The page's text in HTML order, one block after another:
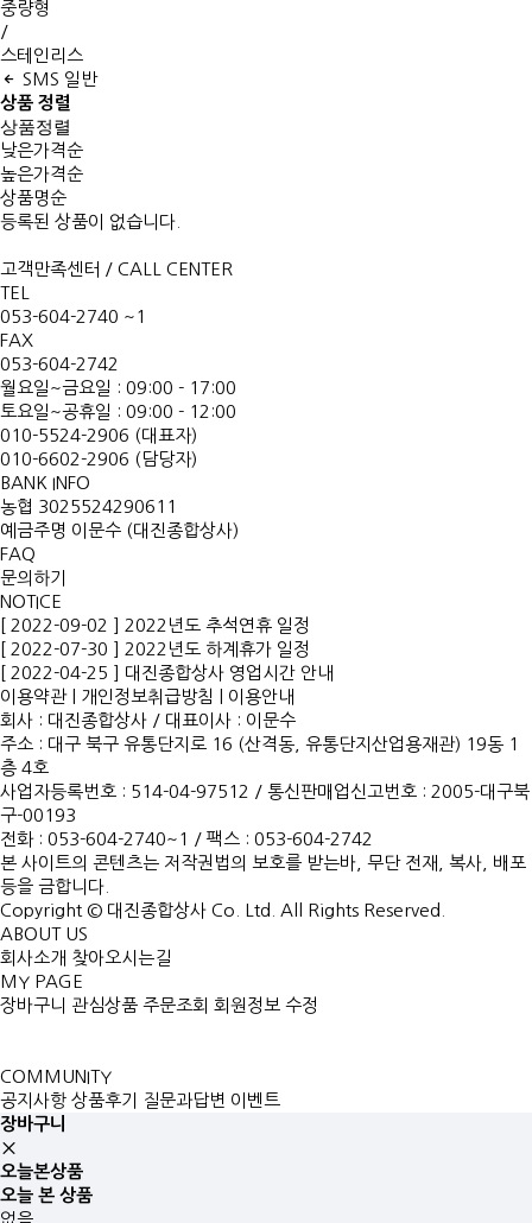
중량형
/
스테인리스
SMS 일반
상품 정렬
상품정렬
낮은가격순
높은가격순
상품명순
등록된 상품이 없습니다.
고객만족센터 / CALL CENTER
TEL
053-604-2740 ~1
FAX
053-604-2742
월요일~금요일 : 09:00 - 17:00
토요일~공휴일 : 09:00 - 12:00
010-5524-2906 (대표자)
010-6602-2906 (담당자)
BANK INFO
농협 3025524290611
예금주명 이문수 (대진종합상사)
FAQ
문의하기
NOTICE
[ 2022-09-02 ] 2022년도 추석연휴 일정
[ 2022-07-30 ] 2022년도 하계휴가 일정
[ 2022-04-25 ] 대진종합상사 영업시간 안내
이용약관| 개인정보취급방침
이용안내
회사 : 대진종합상사 / 대표이사 : 이문수
주소 : 대구 북구 유통단지로 16 (산격동, 유통단지산업용재관) 19동 1
층 4호
사업자등록번호 : 514-04-97512 / 통신판매업신고번호 : 2005-대구북
구-00193
전화 : 053-604-2740~1 / 팩스 : 053-604-2742
본 사이트의 콘텐츠는 저작권법의 보호를 받는바, 무단 전재, 복사, 배포
등을 금합니다.
Copyright © 대진종합상사 Co. Ltd. All Rights Reserved.
ABOUT US
회사소개 찾아오시는길
MY PAGE
장바구니 관심상품 주문조회 회원정보 수정
COMMUNITY
공지사항 상품후기 질문과답변 이벤트
장바구니
오늘본상품
오늘 본 상품
없음